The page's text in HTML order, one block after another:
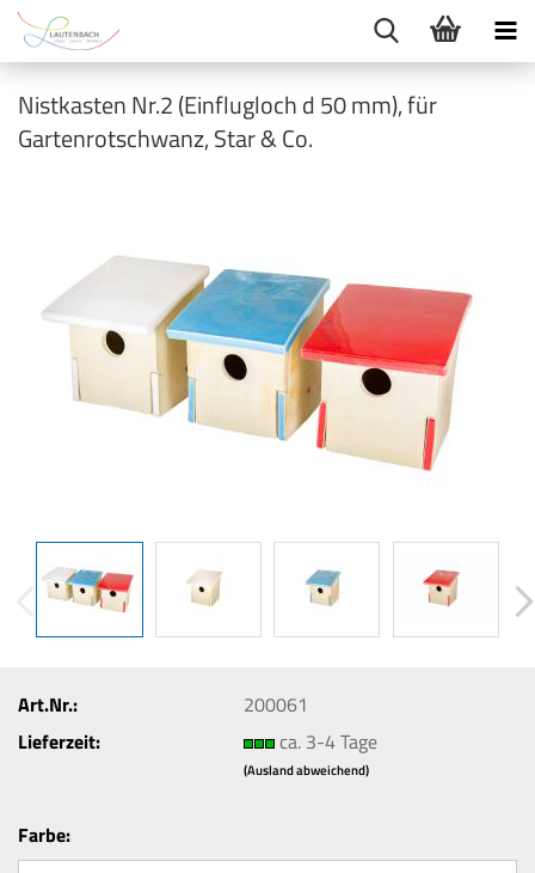
Nistkasten Nr.2 (Einflugloch d 50 mm), für
Gartenrotschwanz, Star & Co.
Art.Nr.:
200061
Lieferzeit:
ca. 3-4 Tage
(Ausland abweichend)
Farbe: